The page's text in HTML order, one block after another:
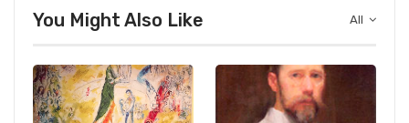
All
You Might Also Like